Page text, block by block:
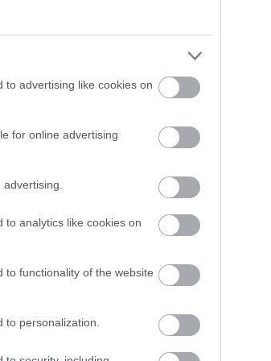
to advertising like cookies on
for online advertising
to analytics like cookies on
to functionality of the website
personalization.
évente
sok
ki. A terület
Szólj hozzá!
2016 szeptember
2016 július (8
2016 június
2016 április
2016 február
2016 január
Egyéb